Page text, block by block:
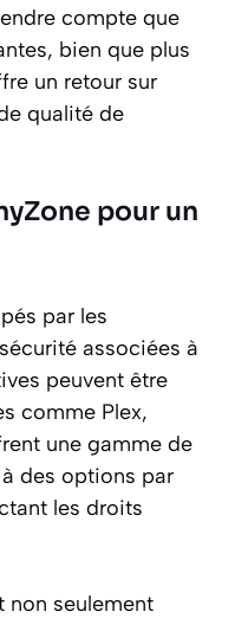
compte que
bien que plus
un retour sur
qualité de
pour un
par les
associées à
peuvent être
comme Plex,
une gamme de
des options par
les droits
non seulement